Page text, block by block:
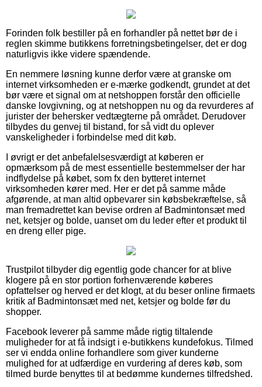
Forinden folk bestiller på en forhandler på nettet bør de i
reglen skimme butikkens forretningsbetingelser, det er dog
naturligvis ikke videre spændende.
En nemmere løsning kunne derfor være at granske om
internet virksomheden er e-mærke godkendt, grundet at det
bør være et signal om at netshoppen forstår den officielle
danske lovgivning, og at netshoppen nu og da revurderes af
jurister der behersker vedtægterne på området. Derudover
tilbydes du genvej til bistand, for så vidt du oplever
vanskeligheder i forbindelse med dit køb.
I øvrigt er det anbefalelsesværdigt at køberen er
opmærksom på de mest essentielle bestemmelser der har
indflydelse på købet, som fx den bytteret internet
virksomheden kører med. Her er det på samme måde
afgørende, at man altid opbevarer sin købsbekræftelse, så
man fremadrettet kan bevise ordren af Badmintonsæt med
net, ketsjer og bolde, uanset om du leder efter et produkt til
en dreng eller pige.
Trustpilot tilbyder dig egentlig gode chancer for at blive
klogere på en stor portion forhenværende køberes
opfattelser og herved er det klogt, at du beser online firmaets
kritik af Badmintonsæt med net, ketsjer og bolde før du
shopper.
Facebook leverer på samme måde rigtig tiltalende
muligheder for at få indsigt i e-butikkens kundefokus. Tilmed
ser vi endda online forhandlere som giver kunderne
mulighed for at udfærdige en vurdering af deres køb, som
tilmed burde benyttes til at bedømme kundernes tilfredshed.